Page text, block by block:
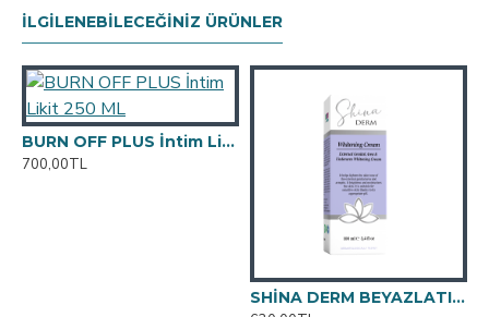
İLGILENEBILECEĞINIZ ÜRÜNLER
BURN OFF PLUS İntim Likit 250 ML
700,00TL
SHİNA DERM BEYAZLATICI KREM 100ML